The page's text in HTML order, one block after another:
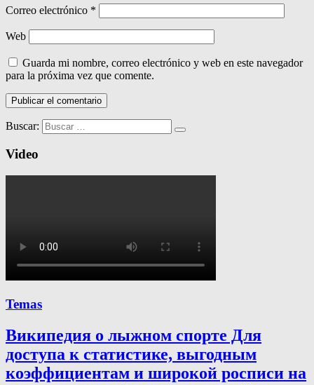
Correo electrónico *
Web
Guarda mi nombre, correo electrónico y web en este navegador
para la próxima vez que comente.
Buscar:
Video
Temas
Википедия о лыжном спорте Для
доступа к статистике, выгодным
коэффициентам и широкой росписи на